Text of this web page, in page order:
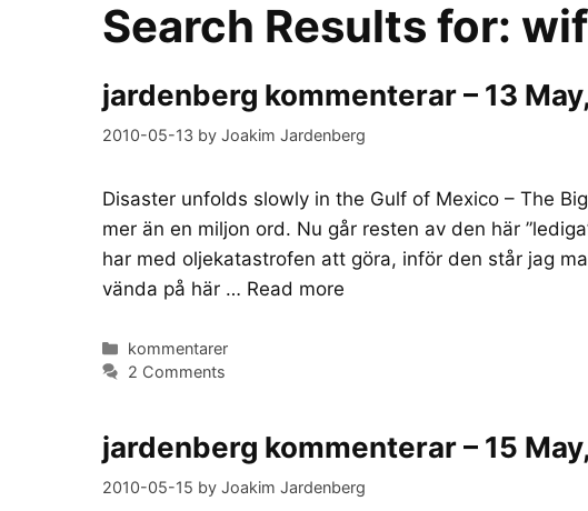
Search Results for:
jardenberg kommenterar – 13
2010-05-13 by Joakim Jardenberg
Disaster unfolds slowly in the Gulf of Mexico – The
mer än en miljon ord. Nu går resten av den här
har med oljekatastrofen att göra, inför den står jag
vända på här … Read more
Categories
kommentarer
2 Comments
jardenberg kommenterar – 15
2010-05-15 by Joakim Jardenberg